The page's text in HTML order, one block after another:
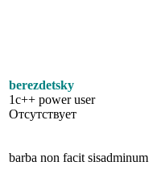
berezdetsky
1c++ power user
Отсутствует
barba non facit sisadminum